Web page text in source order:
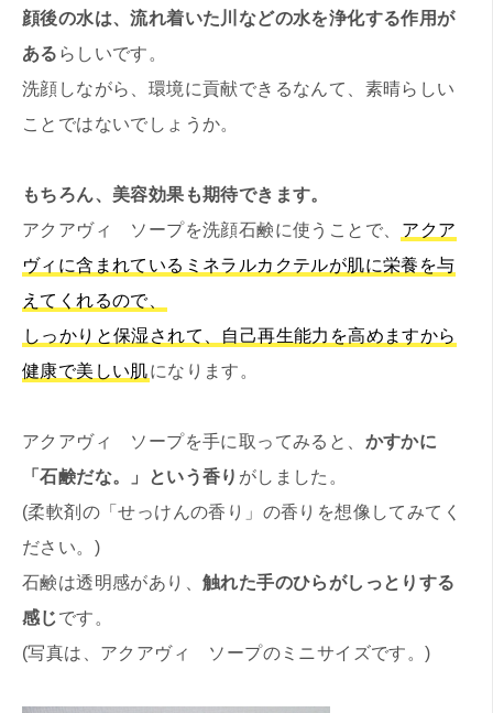
顔後の水は、流れ着いた川などの水を浄化する作用が
ある らしいです。
洗顔しながら、環境に貢献できるなんて、素晴らしい
ことではないでしょうか。
もちろん、美容効果も期待できます。
アクアヴィ ソープを洗顔石鹸に使うことで、 アクア
ヴィに含まれているミネラルカクテルが肌に栄養を与
えてくれるので、
しっかりと保湿されて、自己再生能力を高めますから
健康で美しい肌になります。
アクアヴィ ソープを手に取ってみると、 かすかに
「石鹸だな。」という香り がしました。
(柔軟剤の「せっけんの香り」の香りを想像してみてく
ださい。)
石鹸は透明感があり、 触れた手のひらがしっとりする
感じです。
(写真は、アクアヴィ ソープのミニサイズです。)